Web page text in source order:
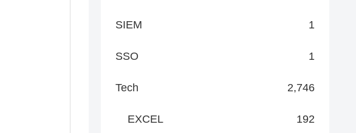
SIEM 1
SSO 1
Tech 2,746
EXCEL 192